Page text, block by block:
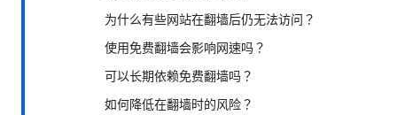
为什么有些网站在翻墙后仍无法访问？
使用免费翻墙会影响网速吗？
可以长期依赖免费翻墙吗？
如何降低在翻墙时的风险？